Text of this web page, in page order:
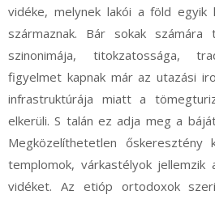
vidéke, melynek lakói a föld egyik
származnak. Bár sokak
szinonimája, titokzatossága,
figyelmet kapnak már az utazási
infrastruktúrája miatt a
elkerüli. S talán ez adja meg a
Megközelíthetetlen őskeresztény
templomok, várkastélyok jellemzik
vidéket. Az etióp ortodoxok